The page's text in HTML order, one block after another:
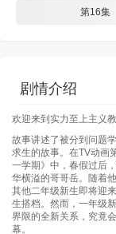
第16集
剧情介绍
欢迎来到实力至上主义
故事讲述了被分到问题
求生的故事。在TV动画
一学期》中，春假过后
华横溢的哥哥岳。随着
其他二年级新生即将迎
生搭档。然而，一年级
界限的全新关系，究竟
幕。